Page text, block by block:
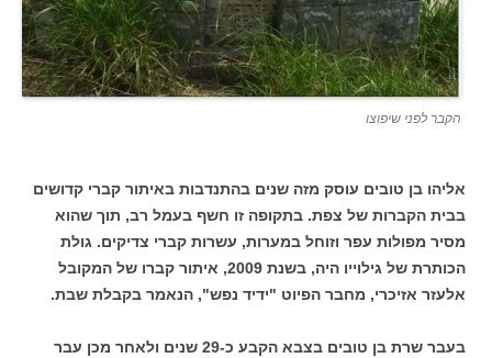
הקבר לפני שיפוצו
אליהו בן טובים עוסק מזה שנים בהתנדבות באיתור קברי קדושים
בבית הקברות של צפת. בתקופה זו חשף בעמל רב, תוך שהוא
מסיר מפולות עפר וזוחל במערות, עשרות קברי צדיקים. גולת
הכותרת של גילוייו היה, בשנת 2009, איתור קברו של המקובל
אלעזר אזיכרי, מחבר הפיוט "ידיד נפש", הנאמר בקבלת שבת.
בעבר שרת בן טובים בצבא הקבע כ-29 שנים ולאחר מכן עבר